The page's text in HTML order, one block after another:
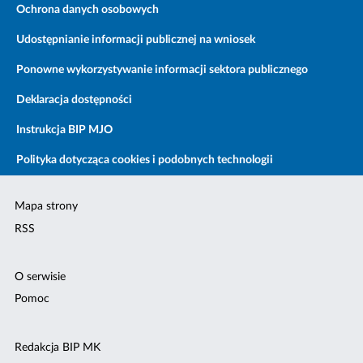
Ochrona danych osobowych
Udostępnianie informacji publicznej na wniosek
Ponowne wykorzystywanie informacji sektora publicznego
Deklaracja dostępności
Instrukcja BIP MJO
Polityka dotycząca cookies i podobnych technologii
Mapa strony
RSS
O serwisie
Pomoc
Redakcja BIP MK